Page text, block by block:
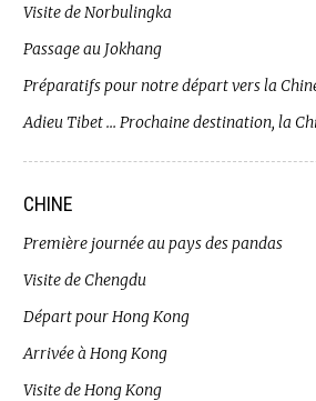
Visite de Norbulingka
Passage au Jokhang
Préparatifs pour notre départ vers la
Adieu Tibet … Prochaine destination, la
CHINE
Première journée au pays des pandas
Visite de Chengdu
Départ pour Hong Kong
Arrivée à Hong Kong
Visite de Hong Kong